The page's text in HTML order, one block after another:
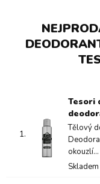
1.
Tesori
Tělový
okouzlí...